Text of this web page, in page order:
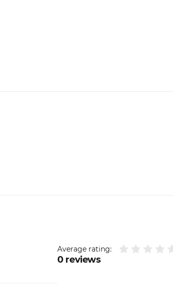
Average rating:
0reviews